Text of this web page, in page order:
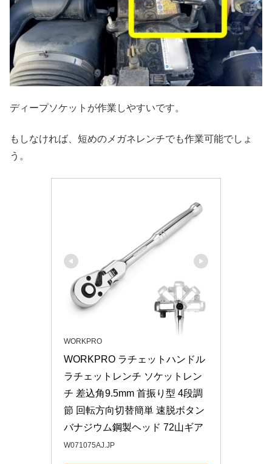
ディープソケットが作業しやすいです。
もしなければ、短めのメガネレンチでも作業可能でしょ
う。
WORKPRO
WORKPRO ラチェットハンドル
ラチェットレンチ ソケットレン
チ 差込角9.5mm 首振り型 4段調
節 回転方向切替簡単 速脱ボタン
バナジウム鋼製ヘッド 72山ギア
W071075AJ.JP